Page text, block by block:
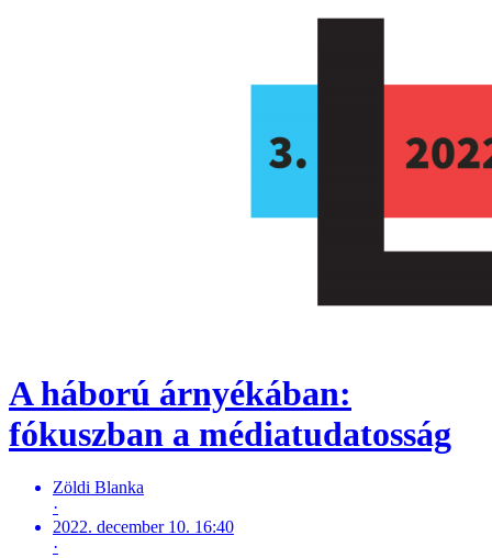
A háború árnyékában:
fókuszban a médiatudatosság
Zöldi Blanka
·
2022. december 10. 16:40
·